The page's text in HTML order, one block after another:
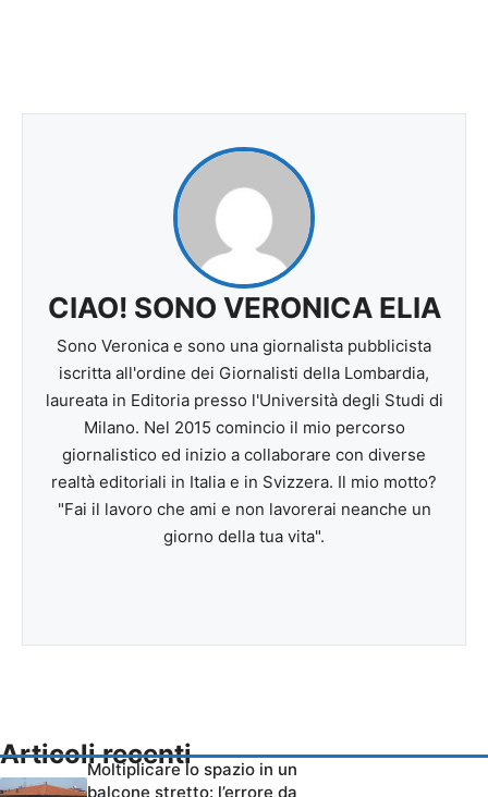
CIAO! SONO VERONICA ELIA
Sono Veronica e sono una giornalista pubblicista
iscritta all'ordine dei Giornalisti della Lombardia,
laureata in Editoria presso l'Università degli Studi di
Milano. Nel 2015 comincio il mio percorso
giornalistico ed inizio a collaborare con diverse
realtà editoriali in Italia e in Svizzera. Il mio motto?
"Fai il lavoro che ami e non lavorerai neanche un
giorno della tua vita".
Articoli recenti
Moltiplicare lo spazio in un
balcone stretto: l’errore da